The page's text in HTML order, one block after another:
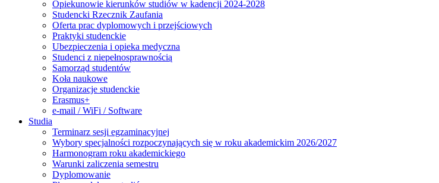
Opiekunowie kierunków studiów w kadencji 2024-2028
Studencki Rzecznik Zaufania
Oferta prac dyplomowych i przejściowych
Praktyki studenckie
Ubezpieczenia i opieka medyczna
Studenci z niepełnosprawnością
Samorząd studentów
Koła naukowe
Organizacje studenckie
Erasmus+
e-mail / WiFi / Software
Studia
Terminarz sesji egzaminacyjnej
Wybory specjalności rozpoczynających się w roku akademickim 2026/2027
Harmonogram roku akademickiego
Warunki zaliczenia semestru
Dyplomowanie